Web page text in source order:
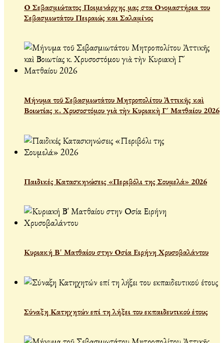
Ο Σεβασμιώτατος Ποιμενάρχης μας στα Ονομαστήρια του
Σεβασμιωτάτου Πειραιώς και Σαλαμίνος
Μήνυμα τοῦ Σεβασμιωτάτου Μητροπολίτου Ἀττικῆς καὶ
Βοιωτίας κ. Χρυσοστόμου γιὰ τὴν Κυριακὴ Γ´ Ματθαίου 2026
Παιδικές Κατασκηνώσεις «Περιβόλι της Σουμελά» 2026
Κυριακή Β' Ματθαίου στην Οσία Ειρήνη Χρυσοβαλάντου
Σύναξη Κατηχητών επί τη λήξει του εκπαιδευτικού έτους